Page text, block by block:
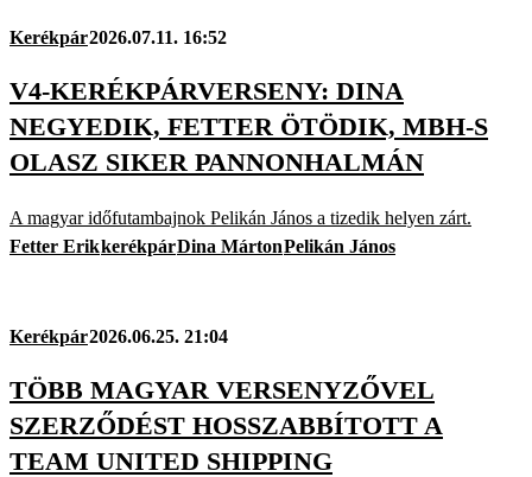
Kerékpár2026.07.11. 16:52
V4-KERÉKPÁRVERSENY: DINA
NEGYEDIK, FETTER ÖTÖDIK, MBH-S
OLASZ SIKER PANNONHALMÁN
A magyar időfutambajnok Pelikán János a tizedik helyen zárt.
Fetter ErikkerékpárDina MártonPelikán János
Kerékpár2026.06.25. 21:04
TÖBB MAGYAR VERSENYZŐVEL
SZERZŐDÉST HOSSZABBÍTOTT A
TEAM UNITED SHIPPING